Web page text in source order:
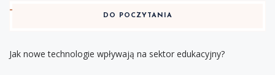
DO POCZYTANIA
Jak nowe technologie wpływają na sektor edukacyjny?